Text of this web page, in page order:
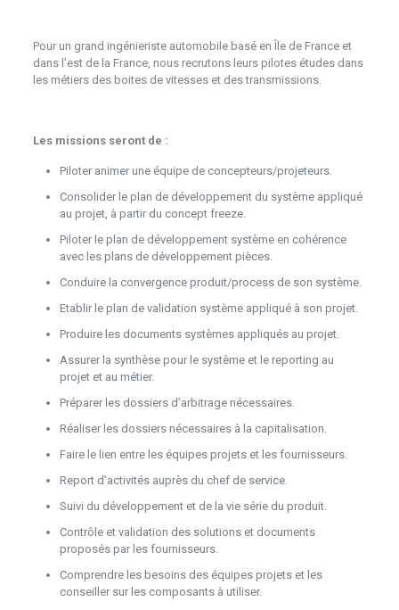
Pour un grand ingénieriste automobile basé en Île de France et
dans l’est de la France, nous recrutons leurs pilotes études dans
les métiers des boites de vitesses et des transmissions.
Les missions seront de :
Piloter animer une équipe de concepteurs/projeteurs.
Consolider le plan de développement du système appliqué
au projet, à partir du concept freeze.
Piloter le plan de développement système en cohérence
avec les plans de développement pièces.
Conduire la convergence produit/process de son système.
Etablir le plan de validation système appliqué à son projet.
Produire les documents systèmes appliqués au projet.
Assurer la synthèse pour le système et le reporting au
projet et au métier.
Préparer les dossiers d’arbitrage nécessaires.
Réaliser les dossiers nécessaires à la capitalisation.
Faire le lien entre les équipes projets et les fournisseurs.
Report d’activités auprès du chef de service.
Suivi du développement et de la vie série du produit.
Contrôle et validation des solutions et documents
proposés par les fournisseurs.
Comprendre les besoins des équipes projets et les
conseiller sur les composants à utiliser.